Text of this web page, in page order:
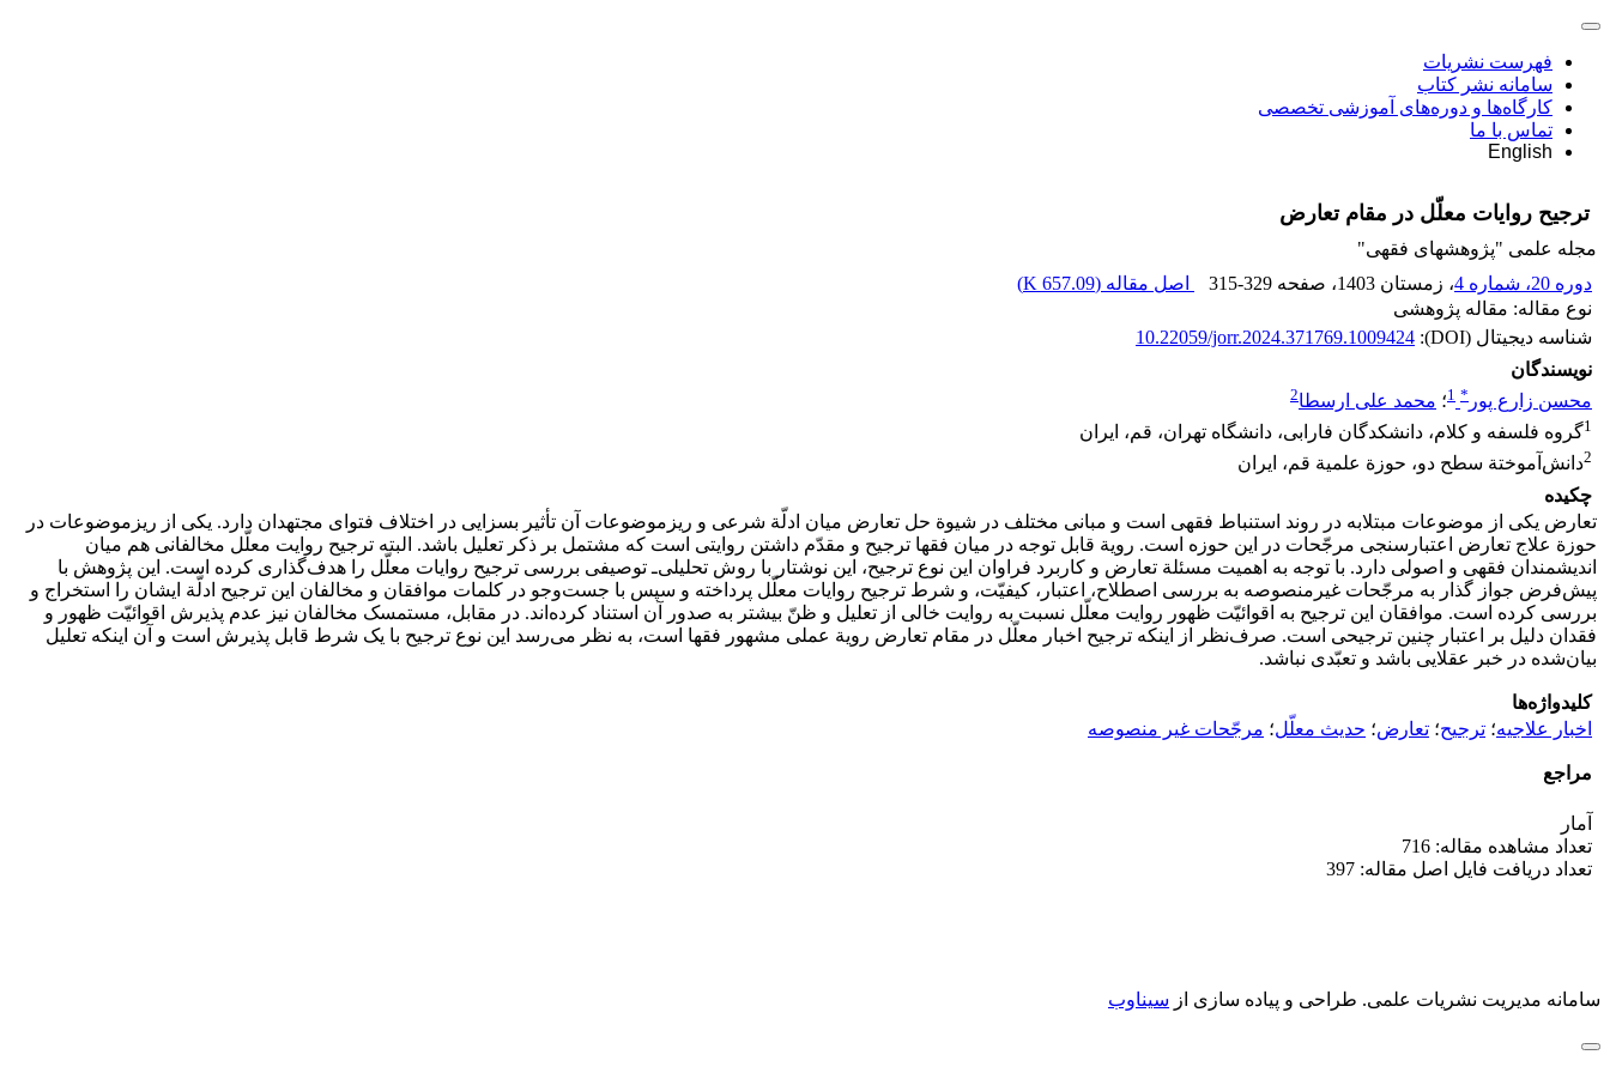
فهرست نشریات
سامانه نشر کتاب
کارگاه‌ها و دوره‌های آموزشی تخصصی
تماس با ما
English
ترجیح روایات معلّل در مقام تعارض
مجله علمی "پژوهشهای فقهی"
دوره 20، شماره 4
، زمستان 1403 ، صفحه 315-329 اصل مقاله (657.09 K
)
نوع مقاله: مقاله پژوهشی
شناسه دیجیتال (DOI):
10.22059/jorr.2024.371769.1009424
نویسندگان
محسن زارع پور *
1؛ محمد علی ارسطا2
1گروه فلسفه و کلام، دانشکدگان فارابی، دانشگاه تهران، قم، ایران
2دانش‌آموختة سطح دو، حوزة علمیة قم، ایران
چکیده
تعارض یکی از موضوعات مبتلابه در روند استنباط فقهی است و مبانی مختلف در شیوة حل تعارض میان ادلّة شرعی و ریزموضوعات آن تأثیر بسزایی در اختلاف فتوای مجتهدان دارد. یکی از ریزموضوعات در
حوزة علاج تعارض اعتبارسنجی مرجّحات در این حوزه است. رویة قابل توجه در میان فقها ترجیح و مقدّم داشتن روایتی است که مشتمل بر ذکر تعلیل باشد. البته ترجیح روایت معلّل مخالفانی هم میان
اندیشمندان فقهی و اصولی دارد. با توجه به اهمیت مسئلة تعارض و کاربرد فراوان این نوع ترجیح، این نوشتار با روش تحلیلی‌ـ توصیفی بررسی ترجیح روایات معلّل را هدف‌گذاری کرده است. این پژوهش با
پیش‌فرض جواز گذار به مرجّحات غیرمنصوصه به بررسی اصطلاح، اعتبار، کیفیّت، و شرط ترجیح روایات معلّل پرداخته و سپس با جست‌وجو در کلمات موافقان و مخالفان این ترجیح ادلّة ایشان را استخراج و
بررسی کرده ‌است. موافقان این ترجیح به اقوائیّت ظهور روایت معلّل نسبت به روایت خالی از تعلیل و ظنّ بیشتر به صدور آن‌ استناد کرده‌اند. در مقابل، مستمسک مخالفان نیز عدم پذیرش اقوائیّت ظهور و
فقدان دلیل بر اعتبار چنین ترجیحی است. صرف‌نظر از اینکه ترجیح اخبار معلّل در مقام تعارض رویة عملی مشهور فقها است، به نظر می‌رسد این نوع ترجیح با یک شرط قابل پذیرش است و آن اینکه تعلیل
بیان‌شده در خبر عقلایی باشد و تعبّدی نباشد.
کلیدواژه‌ها
اخبار علاجیه؛ ترجیح؛ تعارض؛ حدیث معلّل؛ مرجّحات غیر منصوصه
مراجع
آمار
تعداد مشاهده مقاله: 716
تعداد دریافت فایل اصل مقاله: 397
سامانه مدیریت نشریات علمی. طراحی و پیاده سازی از سیناوب